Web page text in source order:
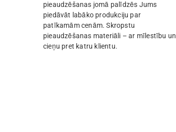
pieaudzēšanas jomā palīdzēs Jums
piedāvāt labāko produkciju par
patīkamām cenām. Skropstu
pieaudzēšanas materiāli – ar mīlestību un
cieņu pret katru klientu.